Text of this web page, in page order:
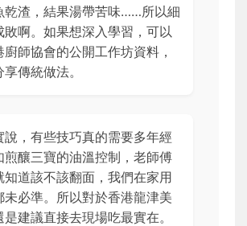
乾渣，結果湯帶苦味……所以細
敗啊。如果想深入學習，可以
師協會的公開工作坊資料，
傳統做法。
說，有些技巧真的需要多年經
煎釀三寶的油溫控制，老師傅
知道該不該翻面，我們在家用
未必準。所以對於香港龍津美
建議直接去現場吃最實在。